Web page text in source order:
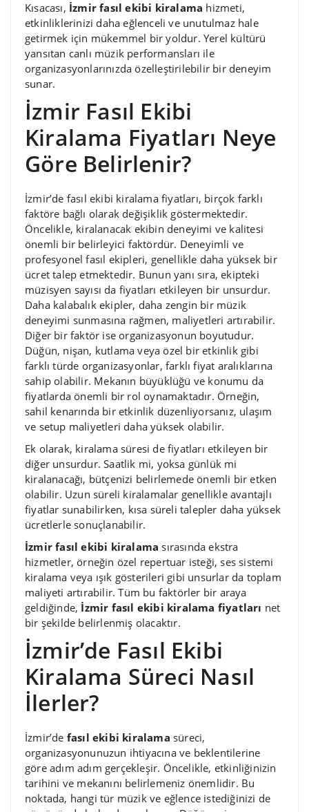
Kısacası, İzmir fasıl ekibi kiralama hizmeti,
etkinliklerinizi daha eğlenceli ve unutulmaz hale
getirmek için mükemmel bir yoldur. Yerel kültürü
yansıtan canlı müzik performansları ile
organizasyonlarınızda özelleştirilebilir bir deneyim
sunar.
İzmir Fasıl Ekibi
Kiralama Fiyatları Neye
Göre Belirlenir?
İzmir’de fasıl ekibi kiralama fiyatları, birçok farklı
faktöre bağlı olarak değişiklik göstermektedir.
Öncelikle, kiralanacak ekibin deneyimi ve kalitesi
önemli bir belirleyici faktördür. Deneyimli ve
profesyonel fasıl ekipleri, genellikle daha yüksek bir
ücret talep etmektedir. Bunun yanı sıra, ekipteki
müzisyen sayısı da fiyatları etkileyen bir unsurdur.
Daha kalabalık ekipler, daha zengin bir müzik
deneyimi sunmasına rağmen, maliyetleri artırabilir.
Diğer bir faktör ise organizasyonun boyutudur.
Düğün, nişan, kutlama veya özel bir etkinlik gibi
farklı türde organizasyonlar, farklı fiyat aralıklarına
sahip olabilir. Mekanın büyüklüğü ve konumu da
fiyatlarda önemli bir rol oynamaktadır. Örneğin,
sahil kenarında bir etkinlik düzenliyorsanız, ulaşım
ve setup maliyetleri daha yüksek olabilir.
Ek olarak, kiralama süresi de fiyatları etkileyen bir
diğer unsurdur. Saatlik mi, yoksa günlük mi
kiralanacağı, bütçenizi belirlemede önemli bir etken
olabilir. Uzun süreli kiralamalar genellikle avantajlı
fiyatlar sunabilirken, kısa süreli talepler daha yüksek
ücretlerle sonuçlanabilir.
İzmir fasıl ekibi kiralama sırasında ekstra
hizmetler, örneğin özel repertuar isteği, ses sistemi
kiralama veya ışık gösterileri gibi unsurlar da toplam
maliyeti artırabilir. Tüm bu faktörler bir araya
geldiğinde, İzmir fasıl ekibi kiralama fiyatları net
bir şekilde belirlenmiş olacaktır.
İzmir’de Fasıl Ekibi
Kiralama Süreci Nasıl
İlerler?
İzmir’de fasıl ekibi kiralama süreci,
organizasyonunuzun ihtiyacına ve beklentilerine
göre adım adım gerçekleşir. Öncelikle, etkinliğinizin
tarihini ve mekanını belirlemeniz önemlidir. Bu
noktada, hangi tür müzik ve eğlence istediğinizi de